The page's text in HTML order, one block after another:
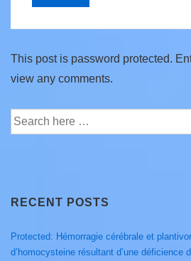
This post is password protected.
view any comments.
Search
for:
RECENT POSTS
Protected: Hémorragie cérébrale et
d’homocysteine résultant d’une déficience